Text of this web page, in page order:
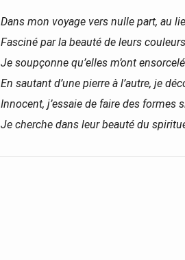
Dans mon voyage vers nulle part, au
Fasciné par la beauté de leurs
Je soupçonne qu’elles m’ont
En sautant d’une pierre à l’autre, je
Innocent, j’essaie de faire des formes
Je cherche dans leur beauté du